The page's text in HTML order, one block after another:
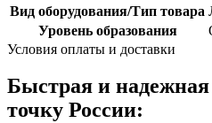
Вид оборудования/Тип товара
Уровень образования
Условия оплаты и доставки
Быстрая и
точку России: